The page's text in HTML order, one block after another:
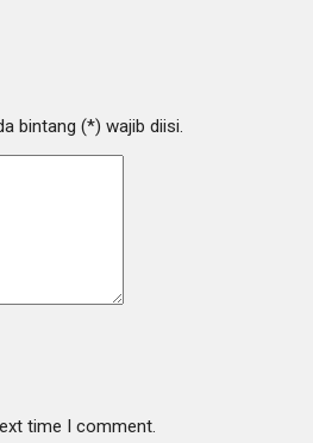
bintang (*) wajib diisi.
time I comment.